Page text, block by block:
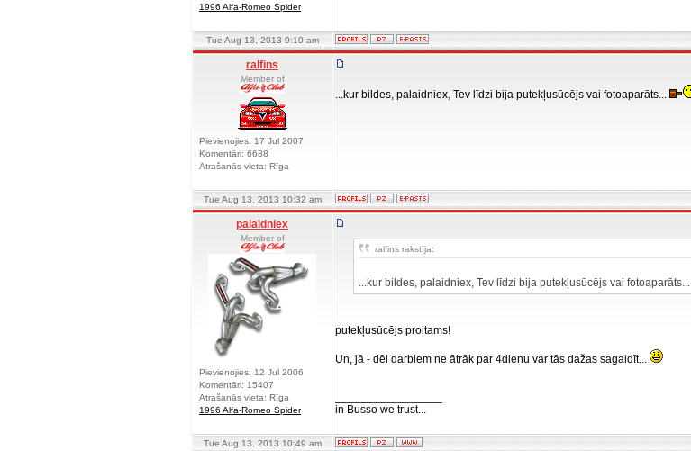
1996 Alfa-Romeo Spider
Tue Aug 13, 2013 9:10 am
ralfins
Member of
Pievienojies: 17 Jul 2007
Komentāri: 6688
Atrašanās vieta: Rīga
...kur bildes, palaidniex, Tev līdzi bija putekļusūcējs vai fotoaparāts...
Tue Aug 13, 2013 10:32 am
palaidniex
Member of
Pievienojies: 12 Jul 2006
Komentāri: 15407
Atrašanās vieta: Rīga
1996 Alfa-Romeo Spider
ralfins rakstīja:
...kur bildes, palaidniex, Tev līdzi bija putekļusūcējs vai fotoaparāts...
putekļusūcējs proitams!
Un, jā - dēl darbiem ne ātrāk par 4dienu var tās dažas sagaidīt...
in Busso we trust...
Tue Aug 13, 2013 10:49 am